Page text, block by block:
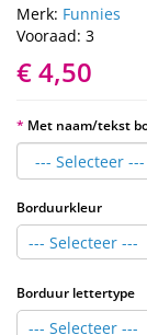
Merk: Funnies
Vooraad: 3
€ 4,50
Met naam/tekst
Borduurkleur
--- Selecteer ---
Borduur lettertype
--- Selecteer ---